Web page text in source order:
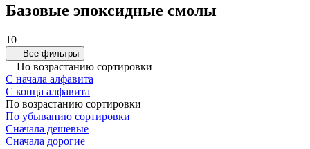
Базовые эпоксидные смолы
10
Все фильтры
По возрастанию сортировки
С начала алфавита
С конца алфавита
По возрастанию сортировки
По убыванию сортировки
Сначала дешевые
Сначала дорогие